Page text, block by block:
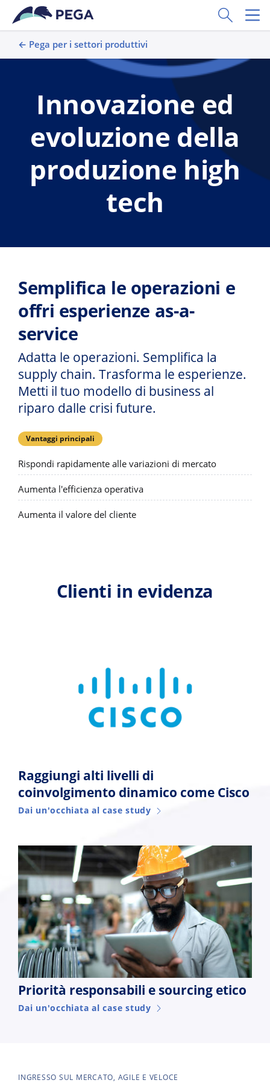
Vai direttamente al contenuto principale
Toggle
← Pega per i settori produttivi
Innovazione ed
evoluzione della
produzione high
tech
Semplifica le operazioni e
offri esperienze as-a-
service
Adatta le operazioni. Semplifica la
supply chain. Trasforma le esperienze.
Metti il tuo modello di business al
riparo dalle crisi future.
Vantaggi principali
Rispondi rapidamente alle variazioni di mercato
Aumenta l'efficienza operativa
Aumenta il valore del cliente
Clienti in evidenza
Raggiungi alti livelli di
coinvolgimento dinamico come Cisco
Dai un'occhiata al case study
Priorità responsabili e sourcing etico
Dai un'occhiata al case study
INGRESSO SUL MERCATO, AGILE E VELOCE